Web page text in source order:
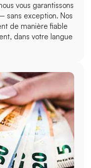
vous garantissons
sans exception. Nos
de manière fiable
dans votre langue